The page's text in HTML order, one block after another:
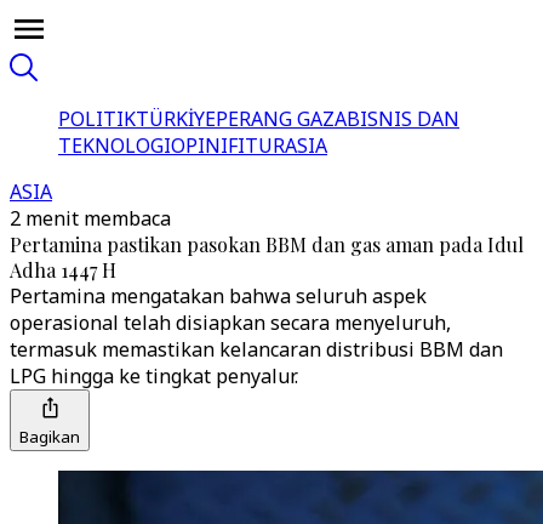
POLITIKTÜRKİYEPERANG GAZABISNIS DAN
TEKNOLOGIOPINIFITURASIA
ASIA
2 menit membaca
Pertamina pastikan pasokan BBM dan gas aman pada Idul
Adha 1447 H
Pertamina mengatakan bahwa seluruh aspek
operasional telah disiapkan secara menyeluruh,
termasuk memastikan kelancaran distribusi BBM dan
LPG hingga ke tingkat penyalur.
Bagikan